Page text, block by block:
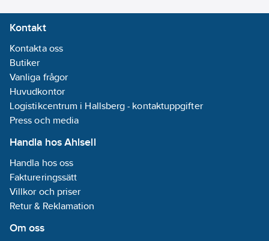
Kontakt
Kontakta oss
Butiker
Vanliga frågor
Huvudkontor
Logistikcentrum i Hallsberg - kontaktuppgifter
Press och media
Handla hos Ahlsell
Handla hos oss
Faktureringssätt
Villkor och priser
Retur & Reklamation
Om oss